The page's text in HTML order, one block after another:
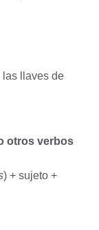
llaves de
otros verbos
) + sujeto +